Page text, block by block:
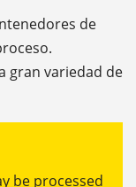
de
gran variedad de
be processed